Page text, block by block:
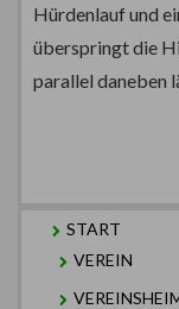
Hürdenlauf und
überspringt die
parallel daneben
START
VEREIN